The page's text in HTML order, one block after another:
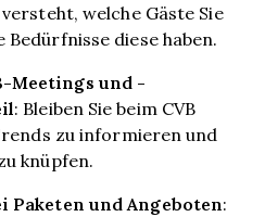
welche Gäste Sie
Bedürfnisse diese haben.
Meetings und -
: Bleiben Sie beim CVB
zu informieren und
knüpfen.
Paketen und Angeboten: